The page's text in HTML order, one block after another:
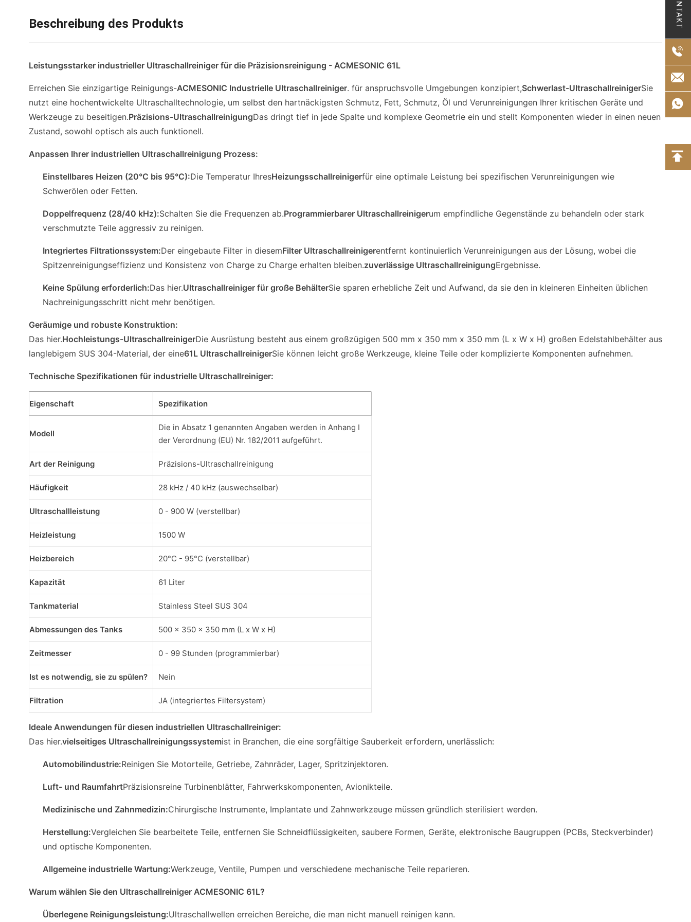
KONTAKT
Beschreibung des Produkts
Leistungsstarker industrieller Ultraschallreiniger für die Präzisionsreinigung - ACMESONIC 61L
Erreichen Sie einzigartige Reinigungs-ACMESONIC Industrielle Ultraschallreiniger. für anspruchsvolle Umgebungen konzipiert,Schwerlast-UltraschallreinigerSie
nutzt eine hochentwickelte Ultraschalltechnologie, um selbst den hartnäckigsten Schmutz, Fett, Schmutz, Öl und Verunreinigungen Ihrer kritischen Geräte und
Werkzeuge zu beseitigen.Präzisions-UltraschallreinigungDas dringt tief in jede Spalte und komplexe Geometrie ein und stellt Komponenten wieder in einen neuen
Zustand, sowohl optisch als auch funktionell.
Anpassen Ihrer industriellen Ultraschallreinigung Prozess:
Einstellbares Heizen (20°C bis 95°C):Die Temperatur IhresHeizungsschallreinigerfür eine optimale Leistung bei spezifischen Verunreinigungen wie
Schwerölen oder Fetten.
Doppelfrequenz (28/40 kHz):Schalten Sie die Frequenzen ab.Programmierbarer Ultraschallreinigerum empfindliche Gegenstände zu behandeln oder stark
verschmutzte Teile aggressiv zu reinigen.
Integriertes Filtrationssystem:Der eingebaute Filter in diesemFilter Ultraschallreinigerentfernt kontinuierlich Verunreinigungen aus der Lösung, wobei die
Spitzenreinigungseffizienz und Konsistenz von Charge zu Charge erhalten bleiben.zuverlässige UltraschallreinigungErgebnisse.
Keine Spülung erforderlich:Das hier.Ultraschallreiniger für große BehälterSie sparen erhebliche Zeit und Aufwand, da sie den in kleineren Einheiten üblichen
Nachreinigungsschritt nicht mehr benötigen.
Geräumige und robuste Konstruktion:
Das hier.Hochleistungs-UltraschallreinigerDie Ausrüstung besteht aus einem großzügigen 500 mm x 350 mm x 350 mm (L x W x H) großen Edelstahlbehälter aus
langlebigem SUS 304-Material, der eine61L UltraschallreinigerSie können leicht große Werkzeuge, kleine Teile oder komplizierte Komponenten aufnehmen.
Technische Spezifikationen für industrielle Ultraschallreiniger:
Eigenschaft Spezifikation
Modell
Die in Absatz 1 genannten Angaben werden in Anhang I
der Verordnung (EU) Nr. 182/2011 aufgeführt.
Art der Reinigung Präzisions-Ultraschallreinigung
Häufigkeit 28 kHz / 40 kHz (auswechselbar)
Ultraschallleistung 0 - 900 W (verstellbar)
Heizleistung 1500 W
Heizbereich 20°C - 95°C (verstellbar)
Kapazität 61 Liter
Tankmaterial Stainless Steel SUS 304
Abmessungen des Tanks 500 x 350 x 350 mm (L x W x H)
Zeitmesser 0 - 99 Stunden (programmierbar)
Ist es notwendig, sie zu spülen? Nein
Filtration JA (integriertes Filtersystem)
Ideale Anwendungen für diesen industriellen Ultraschallreiniger:
Das hier.vielseitiges Ultraschallreinigungssystemist in Branchen, die eine sorgfältige Sauberkeit erfordern, unerlässlich:
Automobilindustrie:Reinigen Sie Motorteile, Getriebe, Zahnräder, Lager, Spritzinjektoren.
Luft- und RaumfahrtPräzisionsreine Turbinenblätter, Fahrwerkskomponenten, Avionikteile.
Medizinische und Zahnmedizin:Chirurgische Instrumente, Implantate und Zahnwerkzeuge müssen gründlich sterilisiert werden.
Herstellung:Vergleichen Sie bearbeitete Teile, entfernen Sie Schneidflüssigkeiten, saubere Formen, Geräte, elektronische Baugruppen (PCBs, Steckverbinder)
und optische Komponenten.
Allgemeine industrielle Wartung:Werkzeuge, Ventile, Pumpen und verschiedene mechanische Teile reparieren.
Warum wählen Sie den Ultraschallreiniger ACMESONIC 61L?
Überlegene Reinigungsleistung:Ultraschallwellen erreichen Bereiche, die man nicht manuell reinigen kann.